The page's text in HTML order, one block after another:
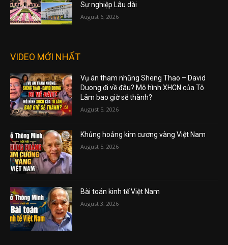
Sự nghiệp Lâu dài
August 6, 2026
VIDEO MỚI NHẤT
Vụ án tham nhũng Sheng Thao – David
Duong đi về đâu? Mô hình XHCN của Tô
Lâm bao giờ sẽ thành?
August 5, 2026
Khủng hoảng kim cương vàng Việt Nam
August 5, 2026
Bài toán kinh tế Việt Nam
August 3, 2026